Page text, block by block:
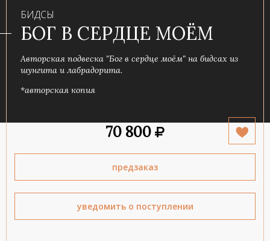
БИДСЫ
БОГ В СЕРДЦЕ МОЁМ
Авторская подвеска "Бог в сердце моём" на бидсах из
шунгита и лабрадорита.
*авторская копия
70 800
предзаказ
уведомить о поступлении